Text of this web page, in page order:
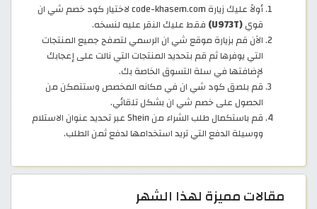
أولاً عليك زيارة code-khasem.com لاختيار كود خصم شي ان
قوي(U973T)
فقط عليك النقر عليه لنسخه.
الآن قم بزيارة موقع شي ان الرسمي لتصفح جميع المنتجات
التي يوفرها ثم قم بتحديد المنتجات التي نالت على إعجابك
لإضافتها في سلة التسوق الخاصة بك.
قم بلصق كود شي ان في مكانه المخصص وستتمكن من
الحصول على خصم شي ان بشكل تلقائي.
قم باستكمال طلب الشراء من Shein عبر تحديد عنوان الاستلام
ووسيلة الدفع التي تريد استخدامها لدفع ثمن الطلب.
مقالات مميزة لهذا الشهر